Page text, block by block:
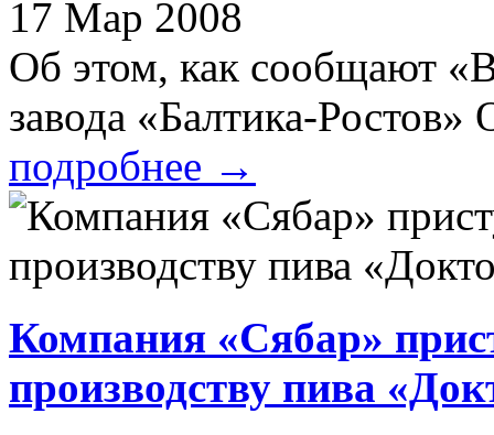
17 Мар 2008
Об этом, как сообщают
завода «Балтика-
подробнее →
Компания «Сябар»
производству пива